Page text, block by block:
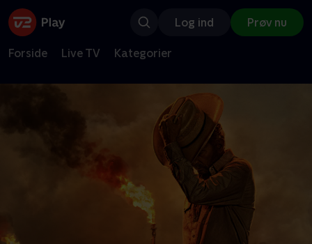
Log ind Prøv nu
Forside Live TV Kategorier